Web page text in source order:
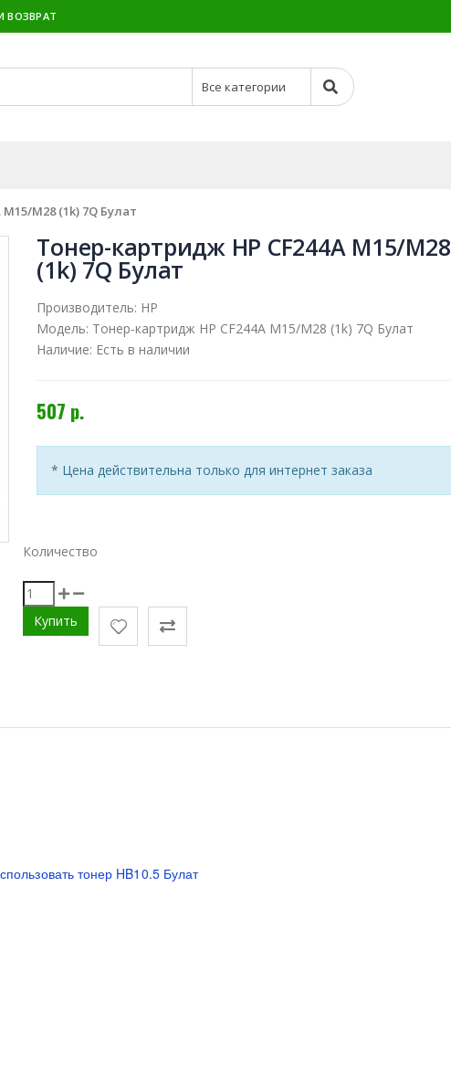
ВОЗВРАТ
M28 (1k) 7Q Булат
Тонер-картридж HP CF244A M15/M28
(1k) 7Q Булат
Производитель: HP
Модель: Тонер-картридж HP CF244A M15/M28 (1k) 7Q Булат
Наличие: Есть в наличии
507 р.
* Цена действительна только для интернет заказа
Количество
тонер HB10.5 Булат